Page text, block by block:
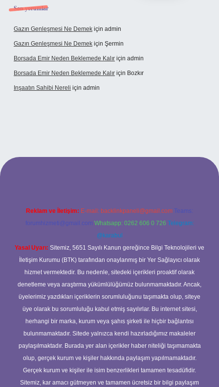
Son yorumlar
Gazın Genleşmesi Ne Demek için admin
Gazın Genleşmesi Ne Demek için Şermin
Borsada Emir Neden Beklemede Kalır için admin
Borsada Emir Neden Beklemede Kalır için Bozkır
Inşaatın Sahibi Nereli için admin
Reklam ve İletişim: E-mail: backlinkpaneli@gmail.com Teams:
forumhizmeti@gmail.com Whatsapp: 0262 606 0 726 Telegram:
@karabul
Yasal Uyarı: Sitemiz, 5651 Sayılı Kanun gereğince Bilgi Teknolojileri ve
İletişim Kurumu (BTK) tarafından onaylanmış bir Yer Sağlayıcı olarak
hizmet vermektedir. Bu nedenle, sitedeki içerikleri proaktif olarak
denetleme veya araştırma yükümlülüğümüz bulunmamaktadır. Ancak,
üyelerimiz yazdıkları içeriklerin sorumluluğunu taşımakta olup, siteye
üye olarak bu sorumluluğu kabul etmiş sayılırlar. Bu internet sitesi,
herhangi bir marka, kurum veya şahıs şirketi ile hiçbir bağlantısı
bulunmamaktadır. Sitede yalnızca kendi hazırladığımız makaleler
paylaşılmaktadır. Burada yer alan içerikler haber niteliği taşımamakta
olup, gerçek kurum ve kişiler hakkında paylaşım yapılmamaktadır.
Gerçek kurum ve kişiler ile isim benzerlikleri tamamen tesadüfidir.
Sitemiz, kar amacı gütmeyen ve tamamen ücretsiz bir bilgi paylaşım